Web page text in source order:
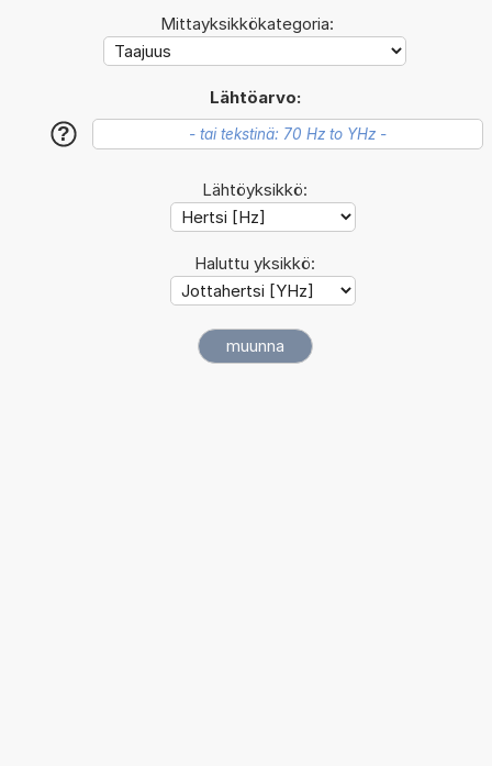
Mittayksikkökategoria:
Lähtöarvo:
?
Lähtöyksikkö:
Haluttu yksikkö: